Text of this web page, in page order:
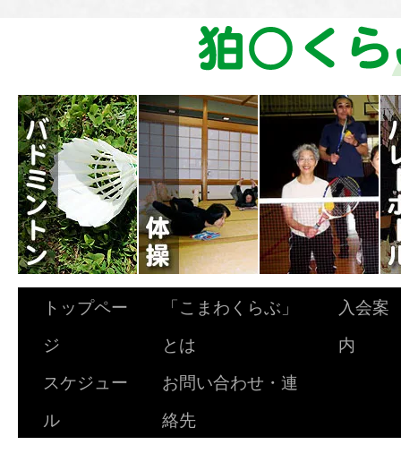
トップペー
ジ
「こまわくらぶ」
とは
入会案
内
スケジュー
ル
お問い合わせ・連
絡先